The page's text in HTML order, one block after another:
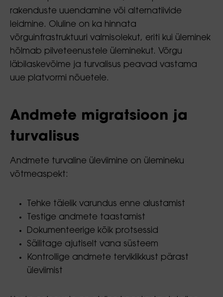
rakenduste uuendamine või alternatiivide
leidmine. Oluline on ka hinnata
võrguinfrastruktuuri valmisolekut, eriti kui üleminek
hõlmab pilveteenustele üleminekut. Võrgu
läbilaskevõime ja turvalisus peavad vastama
uue platvormi nõuetele.
Andmete migratsioon ja
turvalisus
Andmete turvaline üleviimine on ülemineku
võtmeaspekt:
Tehke täielik varundus enne alustamist
Testige andmete taastamist
Dokumenteerige kõik protsessid
Säilitage ajutiselt vana süsteem
Kontrollige andmete terviklikkust pärast
üleviimist